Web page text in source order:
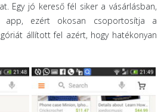
Egy jó kereső fél siker a vásárlásban,
ezért okosan csoportosítja a
állított fel azért, hogy hatékonyan